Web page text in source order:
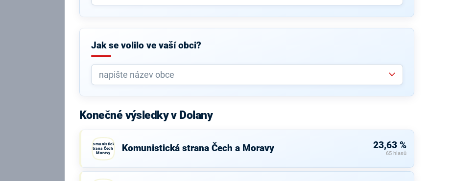
Jak se volilo ve vaší obci?
Konečné výsledky v Dolany
Komunistická
strana Čech a
Moravy
Komunistická strana Čech a Moravy 23,63 %
65 hlasů